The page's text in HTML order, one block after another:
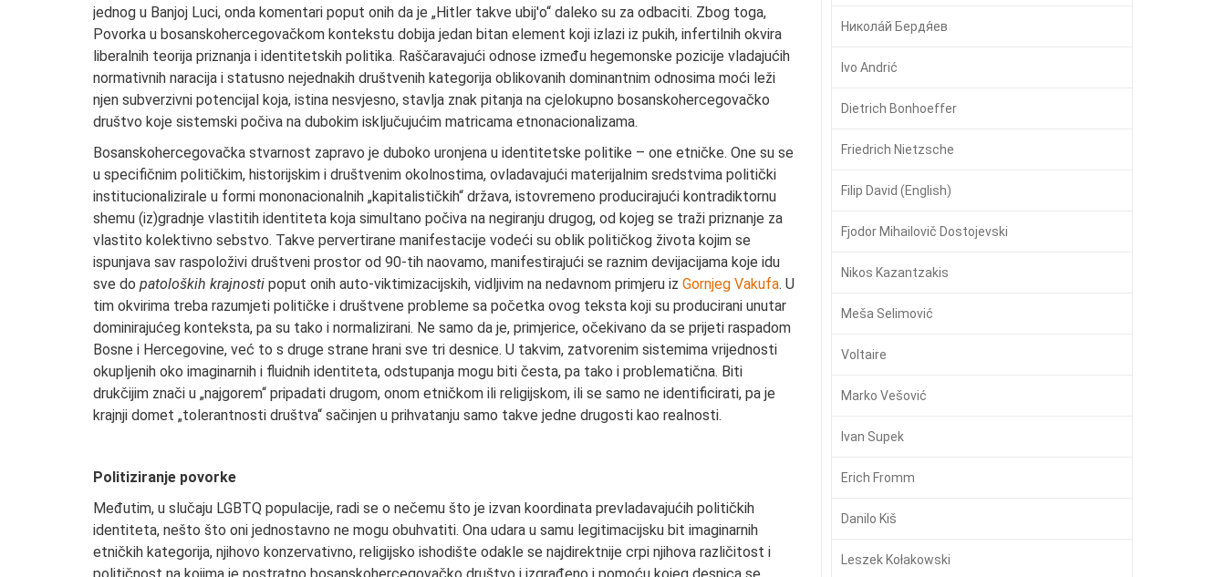
jednog u Banjoj Luci, onda komentari poput onih da je „Hitler takve ubij'o“ daleko su za odbaciti. Zbog toga,
Povorka u bosanskohercegovačkom kontekstu dobija jedan bitan element koji izlazi iz pukih, infertilnih okvira
liberalnih teorija priznanja i identitetskih politika. Raščaravajući odnose između hegemonske pozicije vladajućih
normativnih naracija i statusno nejednakih društvenih kategorija oblikovanih dominantnim odnosima moći leži
njen subverzivni potencijal koja, istina nesvjesno, stavlja znak pitanja na cjelokupno bosanskohercegovačko
društvo koje sistemski počiva na dubokim isključujućim matricama etnonacionalizama.
Bosanskohercegovačka stvarnost zapravo je duboko uronjena u identitetske politike – one etničke. One su se
u specifičnim političkim, historijskim i društvenim okolnostima, ovladavajući materijalnim sredstvima politički
institucionalizirale u formi mononacionalnih „kapitalističkih“ država, istovremeno producirajući kontradiktornu
shemu (iz)gradnje vlastitih identiteta koja simultano počiva na negiranju drugog, od kojeg se traži priznanje za
vlastito kolektivno sebstvo. Takve pervertirane manifestacije vodeći su oblik političkog života kojim se
ispunjava sav raspoloživi društveni prostor od 90-tih naovamo, manifestirajući se raznim devijacijama koje idu
sve do patoloških krajnosti poput onih auto-viktimizacijskih, vidljivim na nedavnom primjeru iz Gornjeg Vakufa. U
tim okvirima treba razumjeti političke i društvene probleme sa početka ovog teksta koji su producirani unutar
dominirajućeg konteksta, pa su tako i normalizirani. Ne samo da je, primjerice, očekivano da se prijeti raspadom
Bosne i Hercegovine, već to s druge strane hrani sve tri desnice. U takvim, zatvorenim sistemima vrijednosti
okupljenih oko imaginarnih i fluidnih identiteta, odstupanja mogu biti česta, pa tako i problematična. Biti
drukčijim znači u „najgorem“ pripadati drugom, onom etničkom ili religijskom, ili se samo ne identificirati, pa je
krajnji domet „tolerantnosti društva“ sačinjen u prihvatanju samo takve jedne drugosti kao realnosti.
Politiziranje povorke
Međutim, u slučaju LGBTQ populacije, radi se o nečemu što je izvan koordinata prevladavajućih političkih
identiteta, nešto što oni jednostavno ne mogu obuhvatiti. Ona udara u samu legitimacijsku bit imaginarnih
etničkih kategorija, njihovo konzervativno, religijsko ishodište odakle se najdirektnije crpi njihova različitost i
političnost na kojima je postratno bosanskohercegovačko društvo i izgrađeno i pomoću kojeg desnica se
Никола́й Бердя́ев
Ivo Andrić
Dietrich Bonhoeffer
Friedrich Nietzsche
Filip David (English)
Fjodor Mihailovič Dostojevski
Nikos Kazantzakis
Meša Selimović
Voltaire
Marko Vešović
Ivan Supek
Erich Fromm
Danilo Kiš
Leszek Kołakowski